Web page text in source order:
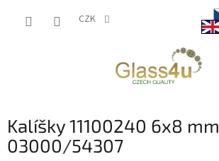
CZK
Kalíšky 11100240 6x8 mm
03000/54307